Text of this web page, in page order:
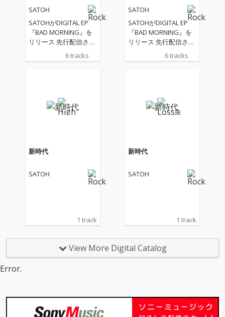
SATOH
SATOHがDIGITAL EP
『BAD MORNING』を
リリース 先行配信され
た「young boy」「新
時代」に加えて、リー
6 tracks
SATOH
SATOHがDIGITAL EP
『BAD MORNING』を
リリース 先行配信され
た「young boy」「新
時代」に加えて、リー
6 tracks
新時代
SATOH
1 track
新時代
SATOH
1 track
View More Digital Catalog
Error.